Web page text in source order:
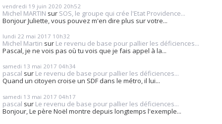
vendredi 19 juin 2020 20h52
Michel MARTIN sur SOS, le groupe qui crée l'Etat Providence...
Bonjour Juliette, vous pouvez m'en dire plus sur votre...
lundi 22 mai 2017 10h32
Michel Martin sur Le revenu de base pour pallier les déficiences...
Pascal, je ne vois pas où tu vois que je fais appel à la...
samedi 13 mai 2017 04h34
pascal sur Le revenu de base pour pallier les déficiences...
Quand un citoyen croise un SDF dans le métro, il lui...
samedi 13 mai 2017 04h17
pascal sur Le revenu de base pour pallier les déficiences...
Bonjour, Le père Noël montre depuis longtemps l'exemple...